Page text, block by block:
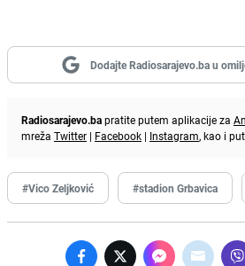
Dodajte Radiosarajevo.ba u
Radiosarajevo.bapratite putem aplikacije za
mreža Twitter | Facebook | Instagram, kao i
#Vico Zeljković #stadion Grbavica